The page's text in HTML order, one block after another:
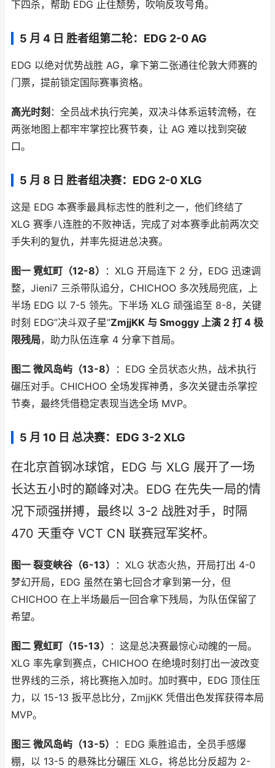
下四杀，帮助 EDG 止住颓势，吹响反攻号角。
5 月 4 日 胜者组第二轮：EDG 2-0 AG
EDG 以绝对优势战胜 AG，拿下第二张通往伦敦大师赛的
门票，提前锁定国际赛事资格。
高光时刻 ：全员战术执行完美，双决斗体系运转流畅，在
两张地图上都牢牢掌控比赛节奏，让 AG 难以找到突破
口。
5 月 8 日 胜者组决赛：EDG 2-0 XLG
这是 EDG 本赛季最具标志性的胜利之一，他们终结了
XLG 赛季八连胜的不败神话，完成了对本赛季此前两次交
手失利的复仇，并率先挺进总决赛。
图一 霓虹町（12-8）
：XLG 开局连下 2 分，EDG 迅速调
整，Jieni7 三杀带队追分，CHICHOO 多次残局兜底，上
半场 EDG 以 7-5 领先。下半场 XLG 顽强追至 8-8，关键
时刻 EDG”决斗双子星”ZmjjKK 与 Smoggy 上演 2 打 4 极
限残局，助力队伍连拿 4 分拿下首局。
图二 微风岛屿（13-8）
：EDG 全员状态火热，战术执行
碾压对手。CHICHOO 全场发挥神勇，多次关键击杀掌控
节奏，最终凭借稳定表现当选全场 MVP。
5 月 10 日 总决赛：EDG 3-2 XLG
在北京首钢冰球馆，EDG 与 XLG 展开了一场
长达五小时的巅峰对决。EDG 在先失一局的情
况下顽强拼搏，最终以 3-2 战胜对手，时隔
470 天重夺 VCT CN 联赛冠军奖杯。
图一 裂变峡谷（6-13）
：XLG 状态火热，开局打出 4-0
梦幻开局，EDG 虽然在第七回合才拿到第一分，但
CHICHOO 在上半场最后一回合拿下残局，为队伍保留了
希望。
图二 霓虹町（15-13）
：这是总决赛最惊心动魄的一局。
XLG 率先拿到赛点，CHICHOO 在绝境时刻打出一波改变
世界线的三杀，将比赛拖入加时。加时赛中，EDG 顶住压
力，以 15-13 扳平总比分，ZmjjKK 凭借出色发挥获得本局
MVP。
图三 微风岛屿（13-5）
：EDG 乘胜追击，全员手感爆
棚，以 13-5 的悬殊比分碾压 XLG，将总比分反超为 2-